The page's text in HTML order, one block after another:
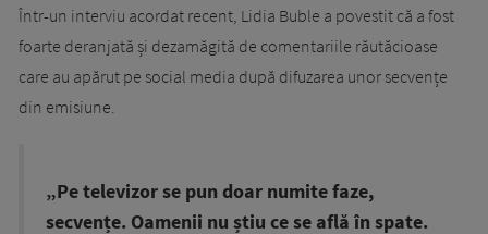
Într-un interviu acordat recent, Lidia Buble a povestit că a fost
foarte deranjată și dezamăgită de comentariile răutăcioase
care au apărut pe social media după difuzarea unor secvențe
din emisiune.
„Pe televizor se pun doar numite faze,
secvențe. Oamenii nu știu ce se află în spate.